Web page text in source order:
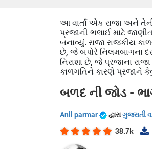
આ વાર્તા એક રાજા અને
પ્રજાની ભલાઈ માટે
બનાવ્યું. રાજા રાજકીય
છે, જે બપોરે નિલમબાગના
નિરાશા છે, જે પ્રજાના
કાળગતિને કારણે પ્રજાને
બળદ ની જોડ -
Anil parmar દ્વારાગુજરાતી
38.7k